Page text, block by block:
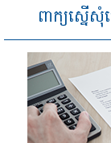
ពាក្យស្នើ